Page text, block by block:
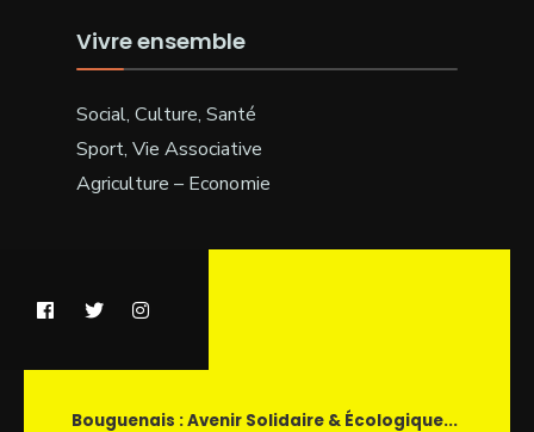
Vivre ensemble
Social, Culture, Santé
Sport, Vie Associative
Agriculture – Economie
Bouguenais : Avenir Solidaire & Écologique...